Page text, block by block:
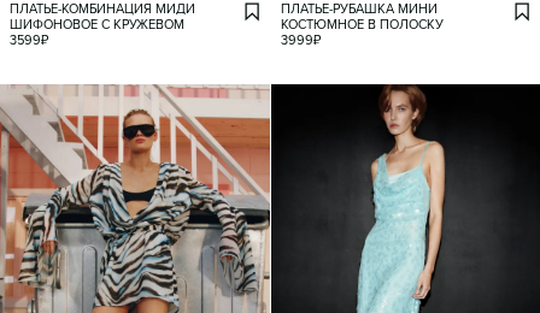
ПЛАТЬЕ-КОМБИНАЦИЯ МИДИ
ШИФОНОВОЕ С КРУЖЕВОМ
3599₽
ПЛАТЬЕ-РУБАШКА МИНИ
КОСТЮМНОЕ В ПОЛОСКУ
3999₽